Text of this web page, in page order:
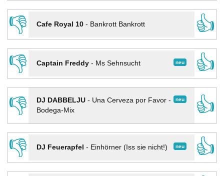
👎
Cafe Royal 10- Bankrott Bankrott
👍
👎
neu
Captain Freddy- Ms Sehnsucht
👍
👎
neu
DJ DABBELJU- Una Cerveza por Favor -
Bodega-Mix
👍
👎
neu
DJ Feuerapfel - Einhörner (Iss sie nicht!)
👍